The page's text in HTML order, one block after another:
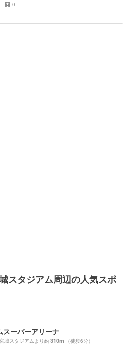
0
スタジアム周辺の人気スポ
スーパーアリーナ
城スタジアムより約310m （徒歩6分）